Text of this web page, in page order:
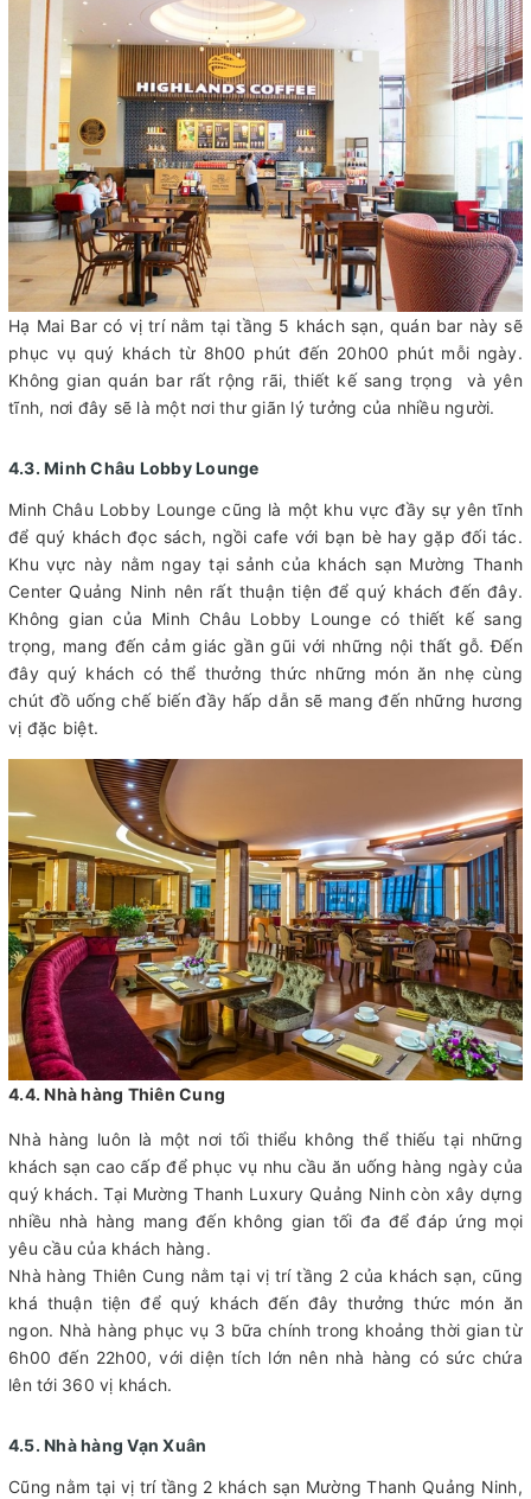
Hạ Mai Bar có vị trí nằm tại tầng 5 khách sạn, quán bar này sẽ
phục vụ quý khách từ 8h00 phút đến 20h00 phút mỗi ngày.
Không gian quán bar rất rộng rãi, thiết kế sang trọng và yên
tĩnh, nơi đây sẽ là một nơi thư giãn lý tưởng của nhiều người.
4.3. Minh Châu Lobby Lounge
Minh Châu Lobby Lounge cũng là một khu vực đầy sự yên tĩnh
để quý khách đọc sách, ngồi cafe với bạn bè hay gặp đối tác.
Khu vực này nằm ngay tại sảnh của khách sạn Mường Thanh
Center Quảng Ninh nên rất thuận tiện để quý khách đến đây.
Không gian của Minh Châu Lobby Lounge có thiết kế sang
trọng, mang đến cảm giác gần gũi với những nội thất gỗ. Đến
đây quý khách có thể thưởng thức những món ăn nhẹ cùng
chút đồ uống chế biến đầy hấp dẫn sẽ mang đến những hương
vị đặc biệt.
4.4. Nhà hàng Thiên Cung
Nhà hàng luôn là một nơi tối thiểu không thể thiếu tại những
khách sạn cao cấp để phục vụ nhu cầu ăn uống hàng ngày của
quý khách. Tại Mường Thanh Luxury Quảng Ninh còn xây dựng
nhiều nhà hàng mang đến không gian tối đa để đáp ứng mọi
yêu cầu của khách hàng.
Nhà hàng Thiên Cung nằm tại vị trí tầng 2 của khách sạn, cũng
khá thuận tiện để quý khách đến đây thưởng thức món ăn
ngon. Nhà hàng phục vụ 3 bữa chính trong khoảng thời gian từ
6h00 đến 22h00, với diện tích lớn nên nhà hàng có sức chứa
lên tới 360 vị khách.
4.5. Nhà hàng Vạn Xuân
Cũng nằm tại vị trí tầng 2 khách sạn Mường Thanh Quảng Ninh,